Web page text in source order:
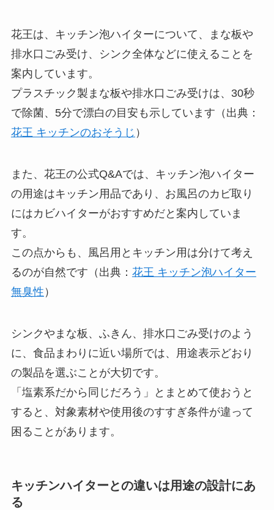
花王は、キッチン泡ハイターについて、まな板や
排水口ごみ受け、シンク全体などに使えることを
案内しています。
プラスチック製まな板や排水口ごみ受けは、30秒
で除菌、5分で漂白の目安も示しています（出典：
花王 キッチンのおそうじ ）
また、花王の公式Q&Aでは、キッチン泡ハイター
の用途はキッチン用品であり、お風呂のカビ取り
にはカビハイターがおすすめだと案内していま
す。
この点からも、風呂用とキッチン用は分けて考え
るのが自然です（出典： 花王 キッチン泡ハイター
無臭性 ）
シンクやまな板、ふきん、排水口ごみ受けのよう
に、食品まわりに近い場所では、用途表示どおり
の製品を選ぶことが大切です。
「塩素系だから同じだろう」とまとめて使おうと
すると、対象素材や使用後のすすぎ条件が違って
困ることがあります。
キッチンハイターとの違いは用途の設計にあ
る